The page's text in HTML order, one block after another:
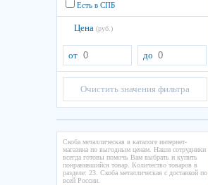
Есть в СПБ
Цена (руб.)
от до
Очистить значения фильтра
Скоба металлическая в каталоге интернет-
магазина по выгодным ценам. Наши сотрудники
всегда готовы помочь Вам выбрать и купить
понравившийся товар. Количество товаров в
разделе: 23. Скоба металлическая с доставкой по
всей России.